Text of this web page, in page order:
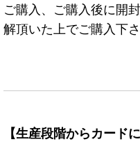
ご購入、ご購入後に開
解頂いた上でご購入下さ
【生産段階からカード